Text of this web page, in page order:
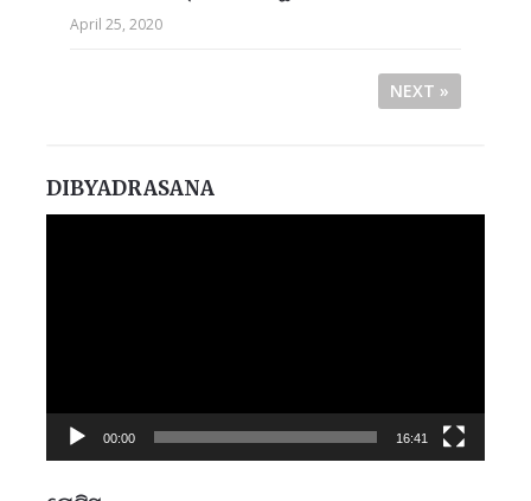
April 25, 2020
NEXT »
DIBYADRASANA
00:00 16:41